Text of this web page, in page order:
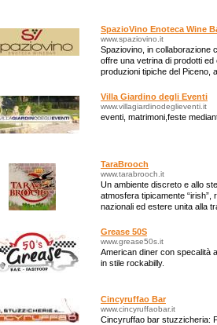
SpazioVino Enoteca Wine
www.spaziovino.it
Spaziovino, in collaborazione
offre una vetrina di prodotti
produzioni tipiche del Piceno,
Villa Giardino degli Eventi
www.villagiardinodeglieventi.it
eventi, matrimoni,feste
TaraBrooch
www.tarabrooch.it
Un ambiente discreto e allo
atmosfera tipicamente
nazionali ed estere unita alla
Grease 50S
www.grease50s.it
American diner con specalità
in stile rockabilly.
Cincyruffao Bar
www.cincyruffaobar.it
Cincyruffao bar stuzzicheria: